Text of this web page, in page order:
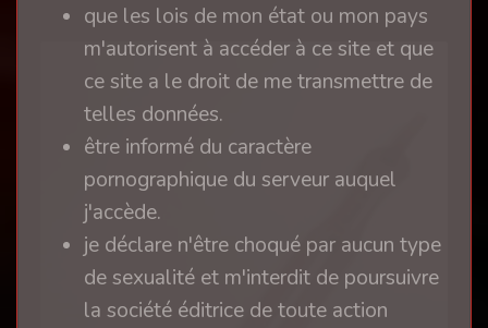
que les lois de mon état ou mon pays
m'autorisent à accéder à ce site et que
ce site a le droit de me transmettre de
telles données.
être informé du caractère
pornographique du serveur auquel
j'accède.
je déclare n'être choqué par aucun type
de sexualité et m'interdit de poursuivre
la société éditrice de toute action